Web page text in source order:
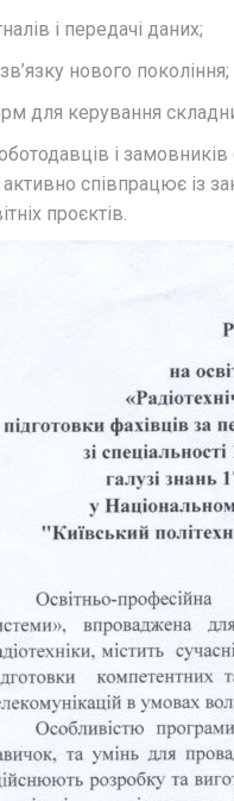
і передачі даних;
зв’язку нового покоління;
для керування
і замовників
активно співпрацює із
проєктів.